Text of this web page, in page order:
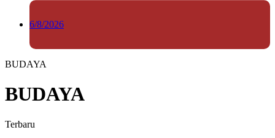
6/8/2026
BUDAYA
BUDAYA
Terbaru